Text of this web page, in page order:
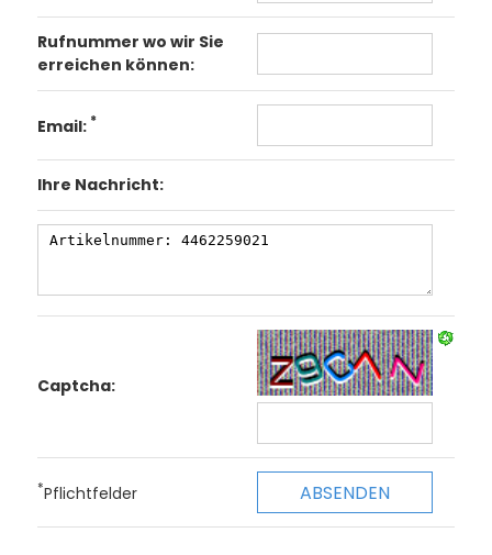
Rufnummer wo wir Sie
erreichen können:
Email: *
Ihre Nachricht:
Captcha:
*Pflichtfelder